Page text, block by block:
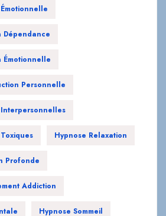
Dépendance
Émotionnelle
Personnelle
Hypnose Relaxation
Profonde
Addiction
Hypnose Sommeil